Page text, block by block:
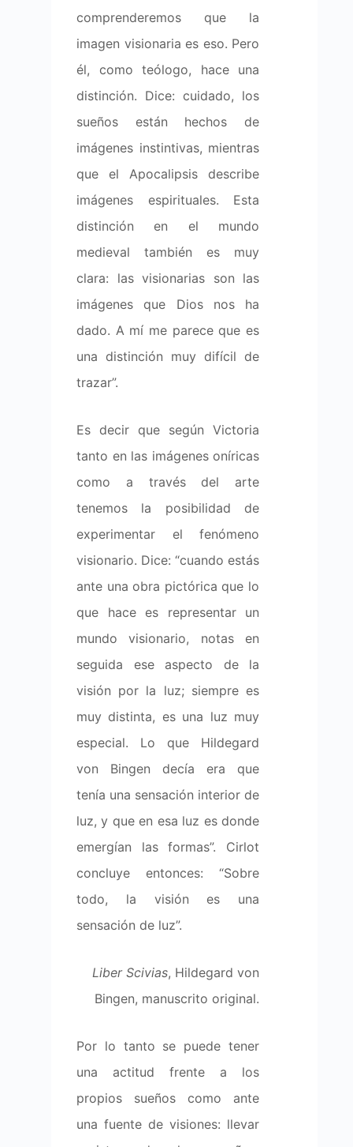
comprenderemos que la
imagen visionaria es eso. Pero
él, como teólogo, hace una
distinción. Dice: cuidado, los
sueños están hechos de
imágenes instintivas, mientras
que el Apocalipsis describe
imágenes espirituales. Esta
distinción en el mundo
medieval también es muy
clara: las visionarias son las
imágenes que Dios nos ha
dado. A mí me parece que es
una distinción muy difícil de
trazar”.
Es decir que según Victoria
tanto en las imágenes oníricas
como a través del arte
tenemos la posibilidad de
experimentar el fenómeno
visionario. Dice: “cuando estás
ante una obra pictórica que lo
que hace es representar un
mundo visionario, notas en
seguida ese aspecto de la
visión por la luz; siempre es
muy distinta, es una luz muy
especial. Lo que Hildegard
von Bingen decía era que
tenía una sensación interior de
luz, y que en esa luz es donde
emergían las formas”. Cirlot
concluye entonces: “Sobre
todo, la visión es una
sensación de luz”.
Liber Scivias, Hildegard von
Bingen, manuscrito original.
Por lo tanto se puede tener
una actitud frente a los
propios sueños como ante
una fuente de visiones: llevar